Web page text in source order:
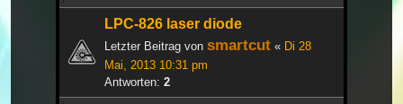
LPC-826 laser diode
Letzter Beitrag von smartcut « Di 28
Mai, 2013 10:31 pm
Antworten: 2